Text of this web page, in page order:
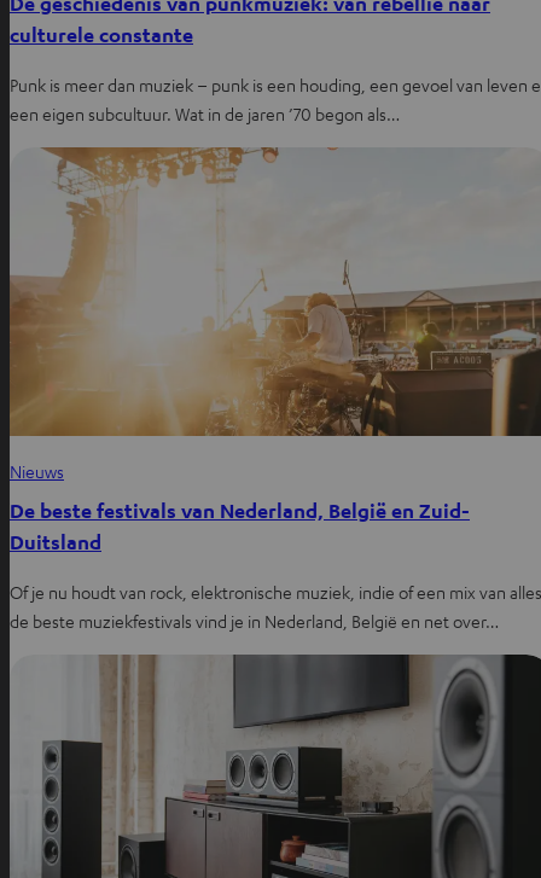
culturele constante
Punk is meer dan muziek – punk is een houding, een gevoel van leven
een eigen subcultuur. Wat in de jaren ’70 begon als…
Nieuws
De beste festivals van Nederland, België en Zuid-
Duitsland
Of je nu houdt van rock, elektronische muziek, indie of een mix van
de beste muziekfestivals vind je in Nederland, België en net over…